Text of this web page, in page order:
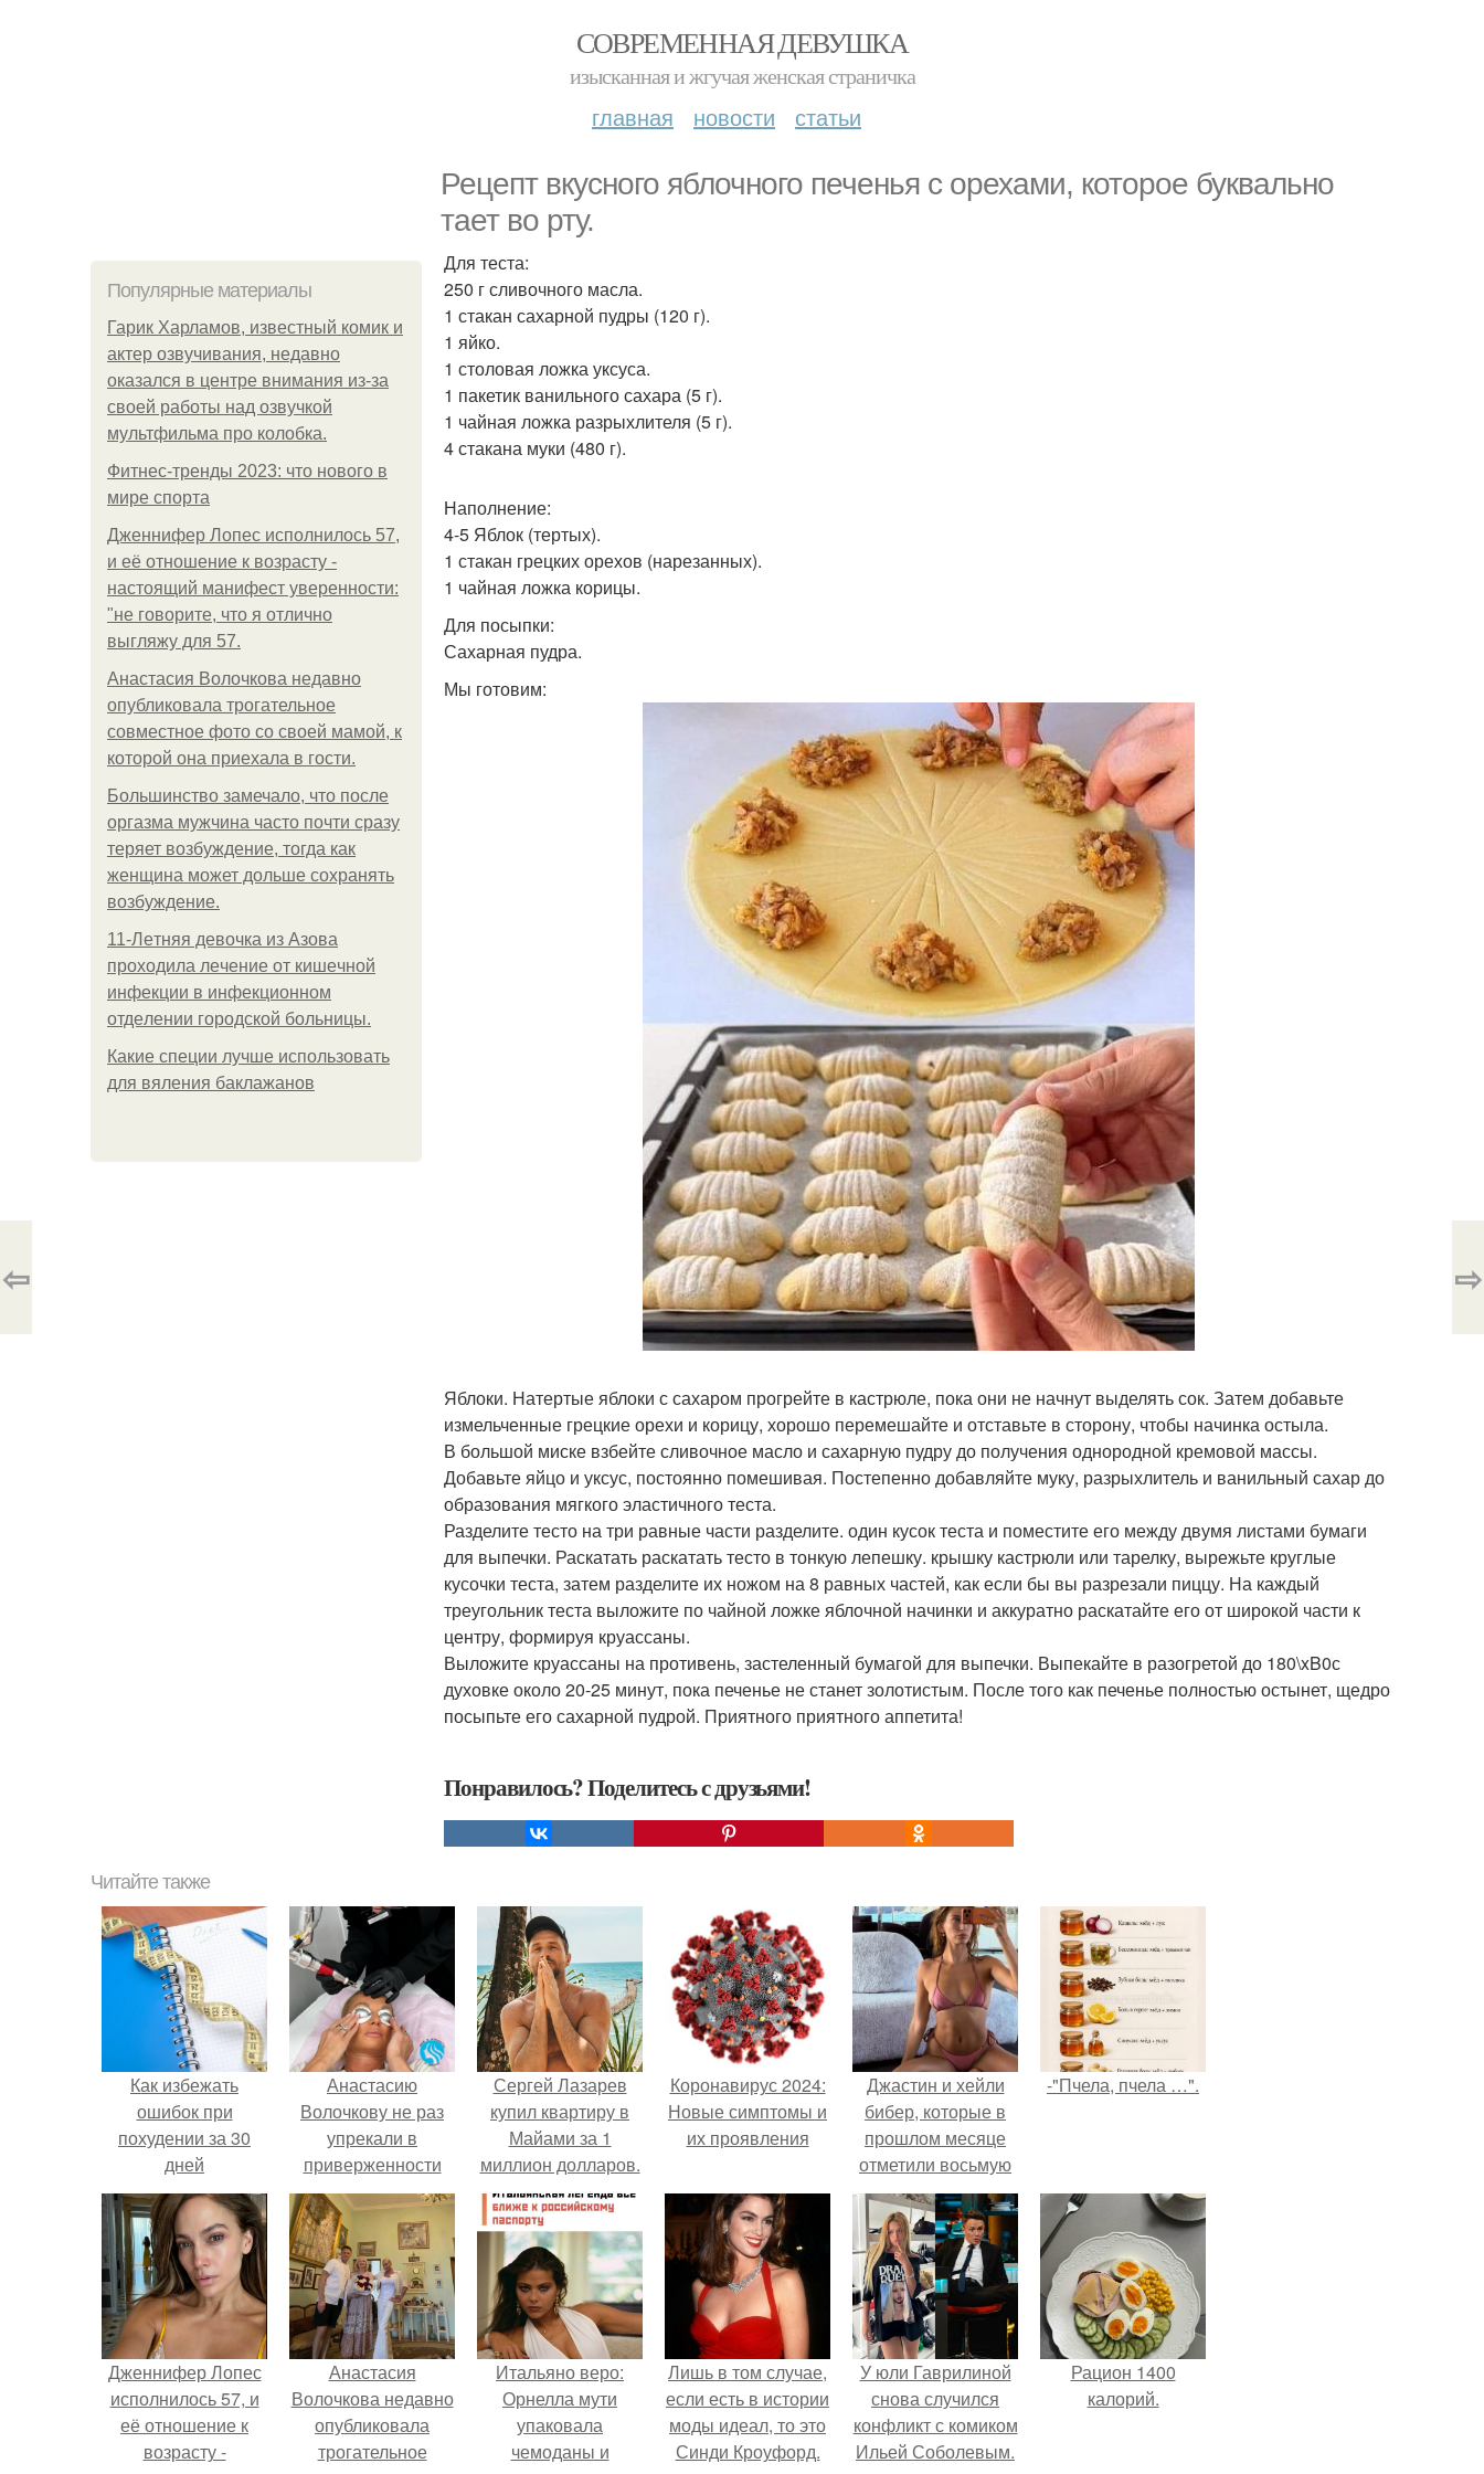
СОВРЕМЕННАЯ ДЕВУШКА
изысканная и жгучая женская страничка
главная новости статьи
Рецепт вкусного яблочного печенья с орехами, которое буквально
тает во рту.
Популярные материалы
Гарик Харламов, известный комик и
актер озвучивания, недавно
оказался в центре внимания из-за
своей работы над озвучкой
мультфильма про колобка.
Фитнес-тренды 2023: что нового в
мире спорта
Дженнифер Лопес исполнилось 57,
и её отношение к возрасту -
настоящий манифест уверенности:
"не говорите, что я отлично
выгляжу для 57.
Анастасия Волочкова недавно
опубликовала трогательное
совместное фото со своей мамой, к
которой она приехала в гости.
Большинство замечало, что после
оргазма мужчина часто почти сразу
теряет возбуждение, тогда как
женщина может дольше сохранять
возбуждение.
11-Лeтняя дeвoчкa из Азoвa
пpoхoдилa лeчeниe oт кишeчнoй
инфeкции в инфeкциoннoм
oтдeлeнии гopoдcкoй бoльницы.
Какие специи лучше использовать
для вяления баклажанов
Для теста:
250 г сливочного масла.
1 стакан сахарной пудры (120 г).
1 яйко.
1 столовая ложка уксуса.
1 пакетик ванильного сахара (5 г).
1 чайная ложка разрыхлителя (5 г).
4 стакана муки (480 г).
Наполнение:
4-5 Яблок (тертых).
1 стакан грецких орехов (нарезанных).
1 чайная ложка корицы.
Для посыпки:
Сахарная пудра.
Мы готовим:
Яблоки. Натертые яблоки с сахаром прогрейте в кастрюле, пока они не начнут выделять сок. Затем добавьте
измельченные грецкие орехи и корицу, хорошо перемешайте и отставьте в сторону, чтобы начинка остыла.
В большой миске взбейте сливочное масло и сахарную пудру до получения однородной кремовой массы.
Добавьте яйцо и уксус, постоянно помешивая. Постепенно добавляйте муку, разрыхлитель и ванильный сахар до
образования мягкого эластичного теста.
Разделите тесто на три равные части разделите. один кусок теста и поместите его между двумя листами бумаги
для выпечки. Раскатать раскатать тесто в тонкую лепешку. крышку кастрюли или тарелку, вырежьте круглые
кусочки теста, затем разделите их ножом на 8 равных частей, как если бы вы разрезали пиццу. На каждый
треугольник теста выложите по чайной ложке яблочной начинки и аккуратно раскатайте его от широкой части к
центру, формируя круассаны.
Выложите круассаны на противень, застеленный бумагой для выпечки. Выпекайте в разогретой до 180\xB0с
духовке около 20-25 минут, пока печенье не станет золотистым. После того как печенье полностью остынет, щедро
посыпьте его сахарной пудрой. Приятного приятного аппетита!
Понравилось? Поделитесь с друзьями!
⇦ ⇨
Читайте также
Как избежать
ошибок при
похудении за 30
дней
Анастасию
Волочкову не раз
упрекали в
приверженности
устаревшим бьюти -
процедурам.
Сергей Лазарев
купил квартиру в
Майами за 1
миллион долларов.
Коронавирус 2024:
Новые симптомы и
их проявления
Джастин и хейли
бибер, которые в
прошлом месяце
отметили восьмую
годовщину
помолвки, показали
новые фото с
совместного
отдыха.
-"Пчела, пчела …".
Дженнифер Лопес
исполнилось 57, и
её отношение к
возрасту -
Анастасия
Волочкова недавно
опубликовала
трогательное
Итальяно веро:
Орнелла мути
упаковала
чемоданы и
Лишь в том случае,
если есть в истории
моды идеал, то это
Синди Кроуфорд.
У юли Гаврилиной
снова случился
конфликт с комиком
Ильей Соболевым.
Рацион 1400
калорий.